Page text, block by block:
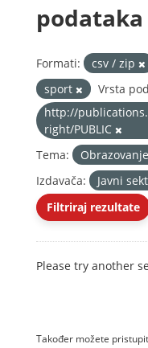
podataka
Formati: csv / zip
sport
Vrsta
http://
right/PUBLIC
Tema:
Izdavača:
Javni
Filtriraj rezultate
Please try another
Također možete